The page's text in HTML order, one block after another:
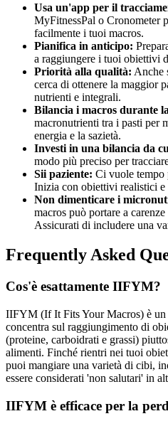
Usa un'app per il
MyFitnessPal o Cronometer
facilmente i tuoi macros.
Pianifica in anticipo:
a raggiungere i tuoi obiettivi
Priorità alla qualità: Anche
cerca di ottenere la maggior
nutrienti e integrali.
Bilancia i macros durante
macronutrienti tra i pasti per
energia e la sazietà.
Investi in una bilancia da
modo più preciso per
Sii paziente: Ci vuole tempo
Inizia con obiettivi realistici e
Non dimenticare i
macros può portare a
Assicurati di includere una
Frequently Asked
Cos'è esattamente IIFYM?
IIFYM (If It Fits Your Macros) è un
concentra sul raggiungimento di
(proteine, carboidrati e grassi)
alimenti. Finché rientri nei tuoi
puoi mangiare una varietà di cibi,
essere considerati 'non salutari' in
IIFYM è efficace per la